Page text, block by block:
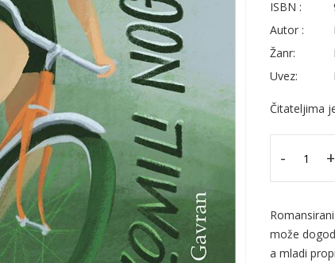
ISBN :
Autor :
Žanr:
Uvez:
Čitateljima
- +
može
a mladi